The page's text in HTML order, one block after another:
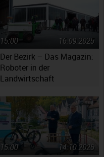
Der Bezirk – Das Magazin:
Roboter in der
Landwirtschaft
16.09.2025
15:00
14.10.2025
15:00